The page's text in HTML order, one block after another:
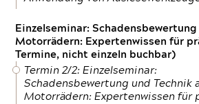
Einzelseminar:
Motorrädern: Expertenwissen für
Termine, nicht einzeln buchbar)
Termin 2/2: Einzelseminar:
Schadensbewertung und Technik
Motorrädern: Expertenwissen für